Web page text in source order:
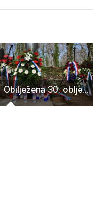
Obilježena 30. obljetnica akcije „Plitvice“ i pogibije Josipa Jovića, prvog hrvatskog redarstvenika